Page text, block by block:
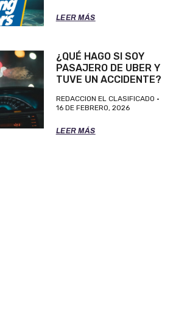
LEER MÁS
¿QUÉ HAGO SI SOY
PASAJERO DE UBER Y
TUVE UN ACCIDENTE?
REDACCION EL CLASIFICADO
16 DE FEBRERO, 2026
LEER MÁS